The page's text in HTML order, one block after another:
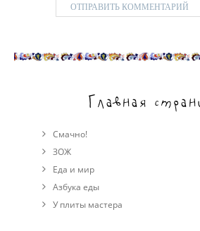
Главная
Смачно!
ЗОЖ
Еда и мир
Азбука еды
У плиты мастера